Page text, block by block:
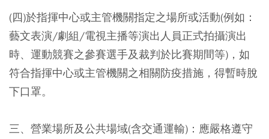
(四)於指揮中心或主管機關指定之場所或活動(例如：
藝文表演/劇組/電視主播等演出人員正式拍攝演出
時、運動競賽之參賽選手及裁判於比賽期間等)，如
符合指揮中心或主管機關之相關防疫措施，得暫時脫
下口罩。
三、營業場所及公共場域(含交通運輸)：應嚴格遵守